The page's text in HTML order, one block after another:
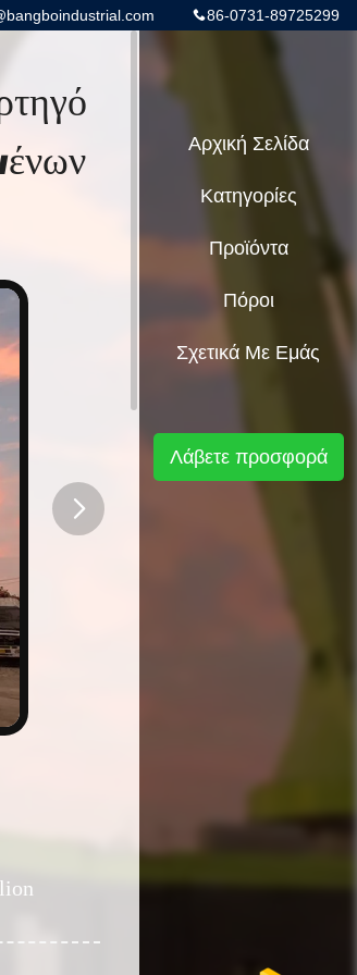
86-0731-89725299
Αρχική Σελίδα
Κατηγορίες
Προϊόντα
Πόροι
Σχετικά Με Εμάς
Λάβετε προσφορά